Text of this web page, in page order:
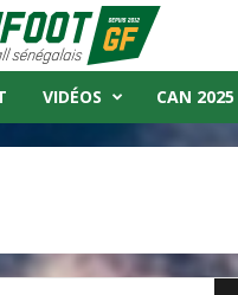
VIDÉOS CAN 2025